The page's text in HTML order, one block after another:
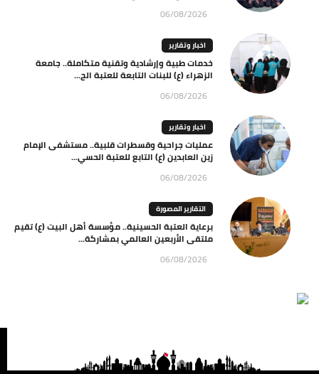
06/08/2026
اخبار وتقارير
خدمات طبية وإرشادية وتقنية متكاملة.. جامعة
الزهراء (ع) للبنات التابعة للعتبة الح...
06/08/2026
اخبار وتقارير
عمليات جراحية وقسطرات قلبية.. مستشفى الإمام
زين العابدين (ع) التابع للعتبة الحسي...
06/08/2026
التقارير المصورة
برعاية العتبة الحسينية.. مؤسسة أهل البيت (ع) تقيم
ملتقى الأربعين العالمي بمشاركة...
06/08/2026